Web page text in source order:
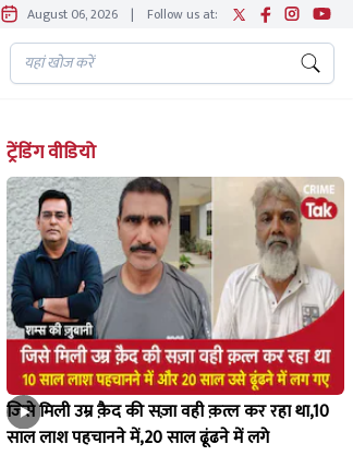
August 06, 2026 | Follow us at:
ट्रेंडिंग वीडियो
जिसे मिली उम्र क़ैद की सज़ा वही क़त्ल कर रहा था,10
साल लाश पहचानने में,20 साल ढूंढने में लगे